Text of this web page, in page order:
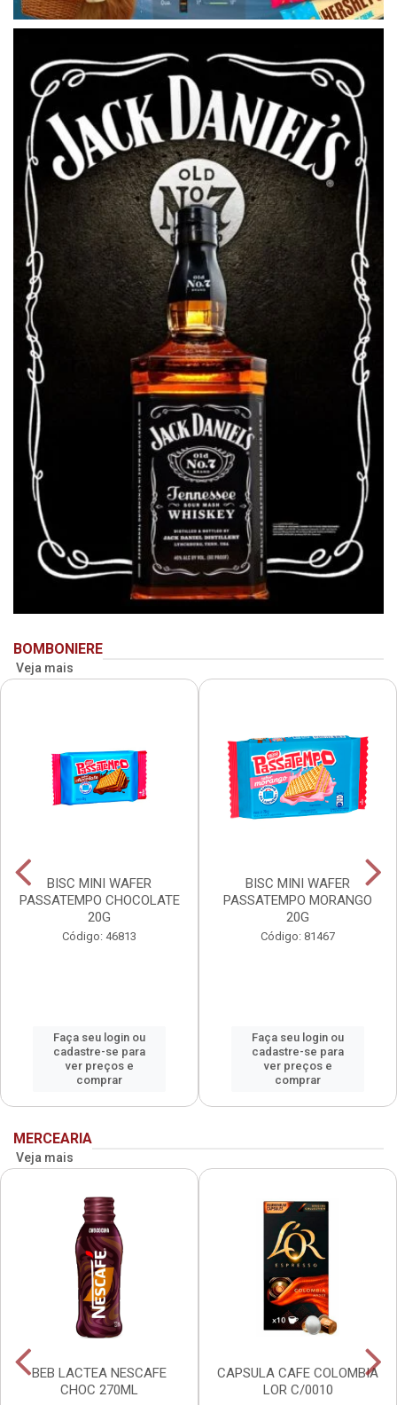
BOMBONIERE
Veja mais
BISC MINI WAFER
PASSATEMPO CHOCOLATE
20G
Código: 46813
Faça seu login ou
cadastre-se para
ver preços e
comprar
BISC MINI WAFER
PASSATEMPO MORANGO
20G
Código: 81467
Faça seu login ou
cadastre-se para
ver preços e
comprar
MERCEARIA
Veja mais
BEB LACTEA NESCAFE
CHOC 270ML
CAPSULA CAFE COLOMBIA
LOR C/0010